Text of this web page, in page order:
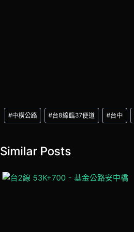
Post
Tags:
#中橫公路 #台8線臨37便道 #台中
Similar Posts